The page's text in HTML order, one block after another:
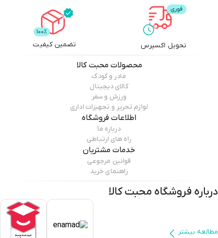
تحویل اکسپرس تضمین کیفیت
محصولاتمحبت کالا
مادر و کودک
کالای دیجیتال
ورزش و سفر
لوازم تحریر و تجهیزات اداری
اطلاعات فروشگاه
درباره ما
راه های ارتباطی
خدمات مشتریان
قوانین مرجوعی
راهنمای خرید
درباره فروشگاه محبت کالا
مطالعه بیشتر